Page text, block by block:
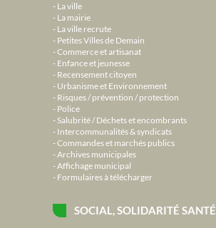
La ville
La mairie
La ville recrute
Petites Villes de Demain
Commerce et artisanat
Enfance et jeunesse
Recensement citoyen
Urbanisme et Environnement
Risques / prévention / protection
Police
Salubrité / Déchets et encombrants
Intercommunalités & syndicats
Commandes et marchés publics
Archives municipales
Affichage municipal
Formulaires à télécharger
SOCIAL, SOLIDARITÉ SANTÉ